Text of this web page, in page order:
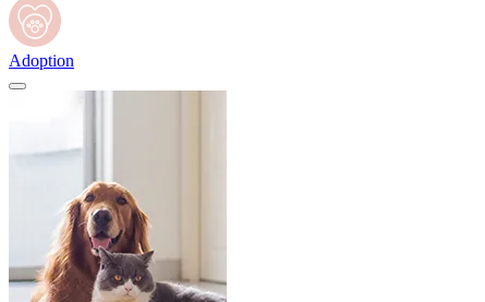
Adoption